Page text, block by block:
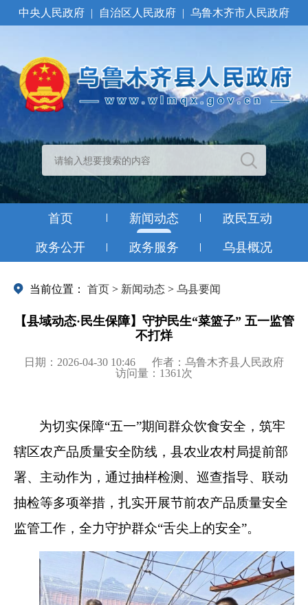
中央人民政府 | 自治区人民政府 | 乌鲁木齐市人民政府
首页 新闻动态 政民互动
政务公开 政务服务 乌县概况
当前位置： 首页 > 新闻动态 > 乌县要闻
【县域动态·民生保障】守护民生“菜篮子” 五一监管
不打烊
日期：2026-04-30 10:46
作者：乌鲁木齐县人民政府
访问量： 1361 次
为切实保障“五一”期间群众饮食安全，筑牢
辖区农产品质量安全防线，县农业农村局提前部
署、主动作为，通过抽样检测、巡查指导、联动
抽检等多项举措，扎实开展节前农产品质量安全
监管工作，全力守护群众“舌尖上的安全”。